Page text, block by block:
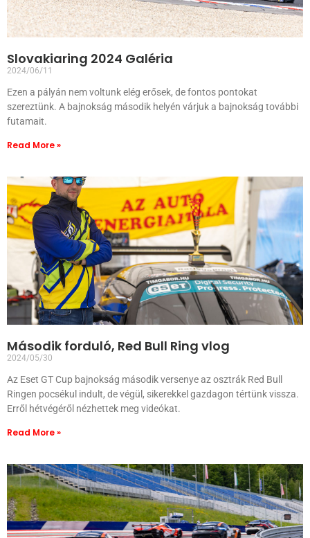
Slovakiaring 2024 Galéria
2024/06/11
Ezen a pályán nem voltunk elég erősek, de fontos pontokat
szereztünk. A bajnokság második helyén várjuk a bajnokság további
futamait.
Read More »
Második forduló, Red Bull Ring vlog
2024/05/30
Az Eset GT Cup bajnokság második versenye az osztrák Red Bull
Ringen pocsékul indult, de végül, sikerekkel gazdagon tértünk vissza.
Erről hétvégéről nézhettek meg videókat.
Read More »